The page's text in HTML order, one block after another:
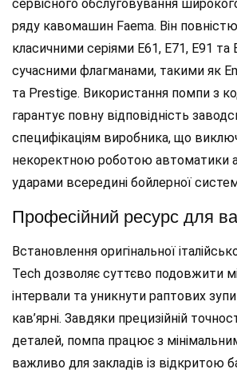
сервісного обслуговування
ряду кавомашин Faema. Він повністю
класичними серіями E61, E71, E91 та
сучасними флагманами, такими як
та Prestige. Використання помпи з
гарантує повну відповідність
специфікаціям виробника, що
некоректною роботою автоматики
ударами всередині бойлерної
Професійний ресурс для
Встановлення оригінальної
Tech дозволяє суттєво подовжити
інтервали та уникнути раптових
кав’ярні. Завдяки прецизійній
деталей, помпа працює з
важливо для закладів із відкритою